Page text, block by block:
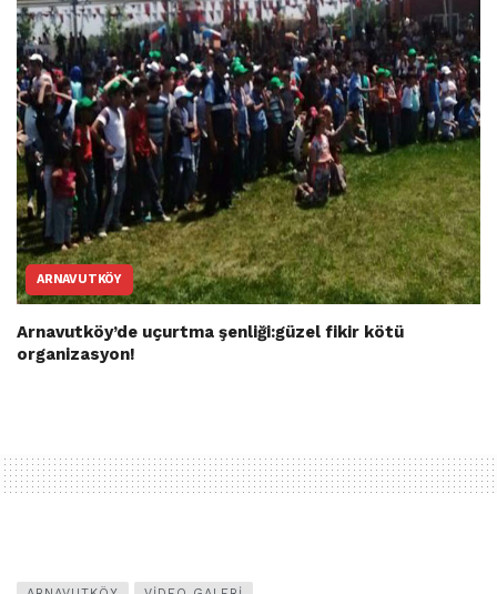
ARNAVUTKÖY
Arnavutköy’de uçurtma şenliği:güzel fikir kötü
organizasyon!